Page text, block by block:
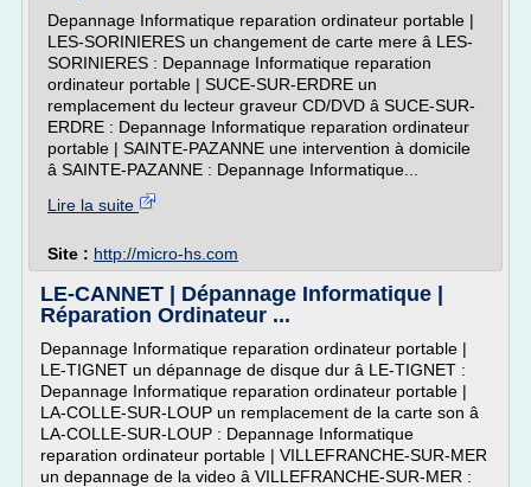
Depannage Informatique reparation ordinateur portable |
LES-SORINIERES un changement de carte mere â LES-
SORINIERES : Depannage Informatique reparation
ordinateur portable | SUCE-SUR-ERDRE un
remplacement du lecteur graveur CD/DVD â SUCE-SUR-
ERDRE : Depannage Informatique reparation ordinateur
portable | SAINTE-PAZANNE une intervention à domicile
â SAINTE-PAZANNE : Depannage Informatique...
Lire la suite
Site : http://micro-hs.com
LE-CANNET | Dépannage Informatique |
Réparation Ordinateur ...
Depannage Informatique reparation ordinateur portable |
LE-TIGNET un dépannage de disque dur â LE-TIGNET :
Depannage Informatique reparation ordinateur portable |
LA-COLLE-SUR-LOUP un remplacement de la carte son â
LA-COLLE-SUR-LOUP : Depannage Informatique
reparation ordinateur portable | VILLEFRANCHE-SUR-MER
un depannage de la video â VILLEFRANCHE-SUR-MER :